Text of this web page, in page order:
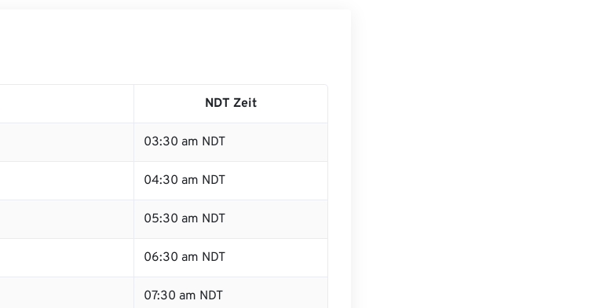
NDT Zeit
03:30 am NDT
04:30 am NDT
05:30 am NDT
06:30 am NDT
07:30 am NDT